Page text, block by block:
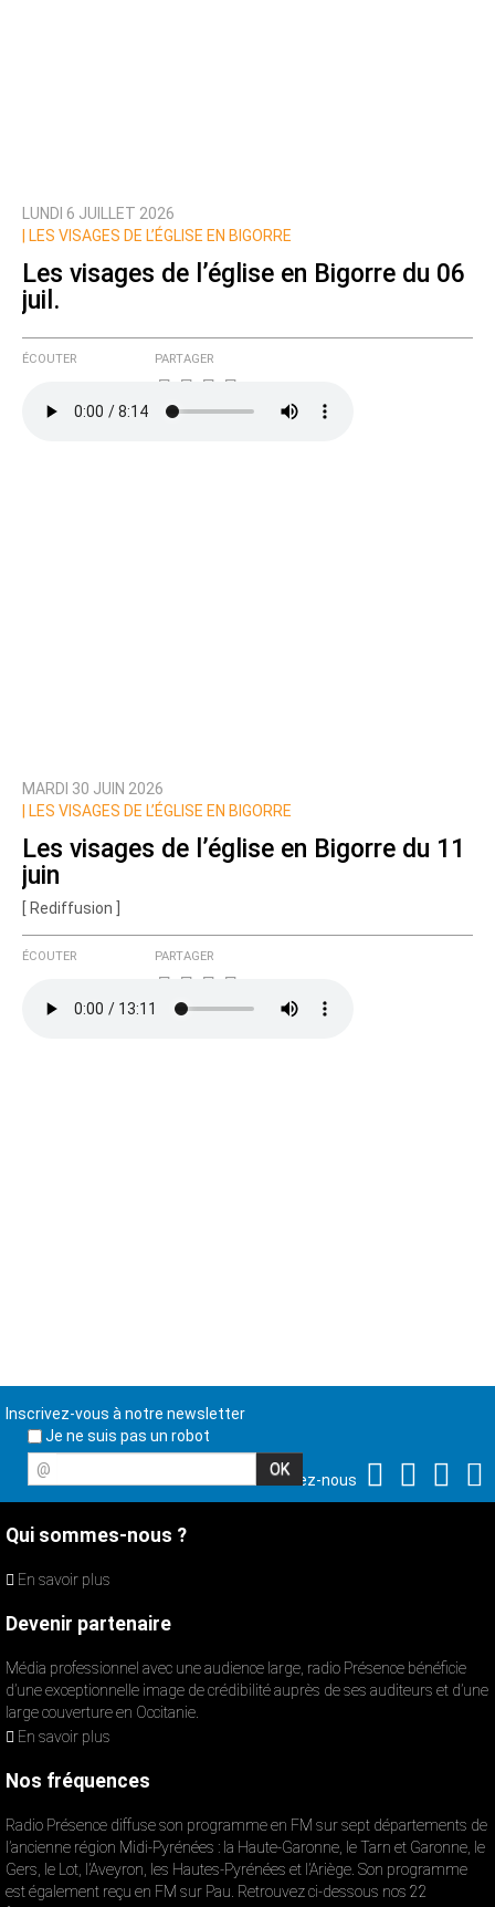
LUNDI 6 JUILLET 2026
LES VISAGES DE L’ÉGLISE EN BIGORRE
Les visages de l’église en Bigorre du 06
juil.
ÉCOUTER PARTAGER
MARDI 30 JUIN 2026
LES VISAGES DE L’ÉGLISE EN BIGORRE
Les visages de l’église en Bigorre du 11
juin
[ Rediffusion ]
ÉCOUTER PARTAGER
Inscrivez-vous à notre newsletter
Je ne suis pas un robot
@
Suivez-nous
Qui sommes-nous ?
En savoir plus
Devenir partenaire
Média professionnel avec une audience large, radio Présence bénéficie
d’une exceptionnelle image de crédibilité auprès de ses auditeurs et d’une
large couverture en Occitanie.
En savoir plus
Nos fréquences
Radio Présence diffuse son programme en FM sur sept départements de
l’ancienne région Midi-Pyrénées : la Haute-Garonne, le Tarn et Garonne, le
Gers, le Lot, l’Aveyron, les Hautes-Pyrénées et l’Ariège. Son programme
est également reçu en FM sur Pau. Retrouvez ci-dessous nos 22